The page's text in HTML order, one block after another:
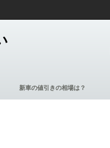
新車の値引きの相場は？